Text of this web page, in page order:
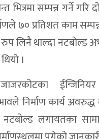
भित्रमा सम्पन्न गर्ने गरि
७० प्रतिशत काम
लिनै थाल्दा नटबाेल्ड
।
निर्माण कार्य
लगायतका